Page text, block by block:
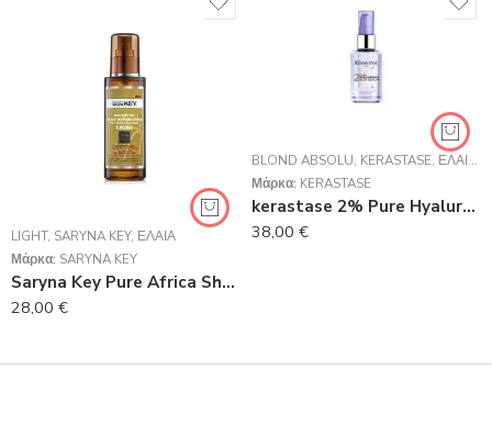
LIGHT, SARYNA KEY, ΈΛΑΙΑ
Μάρκα: SARYNA KEY
Saryna Key Pure Africa Shea Damage Repair Light Oil 50ml
28,00 €
BLOND ABSOLU, KERASTASE, ΈΛΑΙΑ
Μάρκα: KERASTASE
kerastase 2% Pure Hyaluronic Acid Ορός Για Το Τριχωτό & Τα Μαλλιά
38,00 €